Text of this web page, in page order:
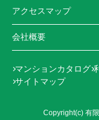
アクセスマップ
会社概要
マンションカタログ
サイトマップ
Copyright(c) 有